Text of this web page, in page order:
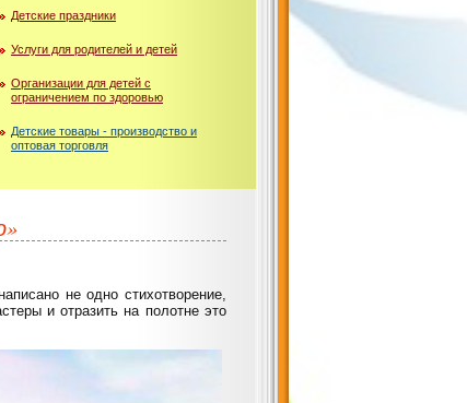
Детские праздники
Услуги для родителей и детей
Организации для детей с
ограничением по здоровью
Детские товары - производство и
оптовая торговля
не одно стихотворение,
и отразить на полотне это